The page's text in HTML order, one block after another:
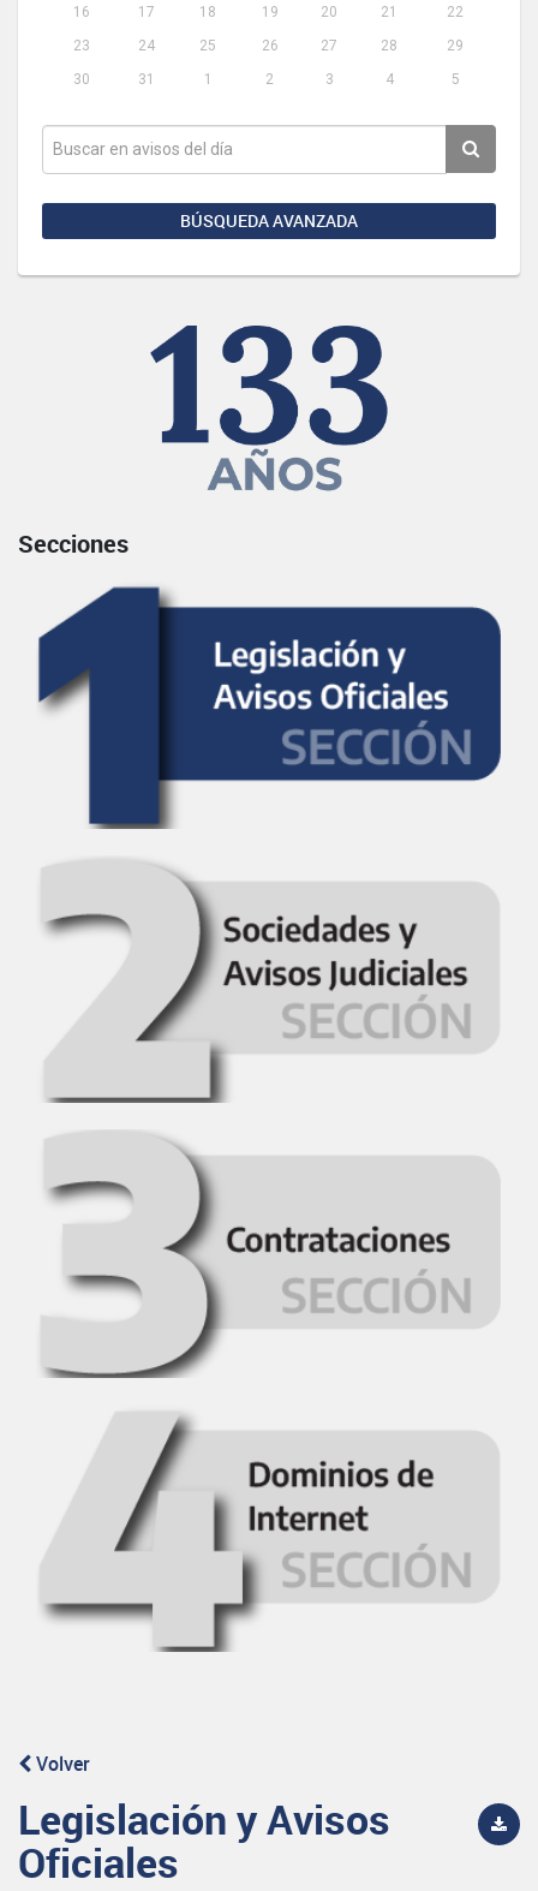
16
17 18 19 20 21
22
23
24 25 26 27 28
29
30
31 1 2 3 4 5
BÚSQUEDA AVANZADA
Secciones
Volver
Legislación y Avisos
Oficiales